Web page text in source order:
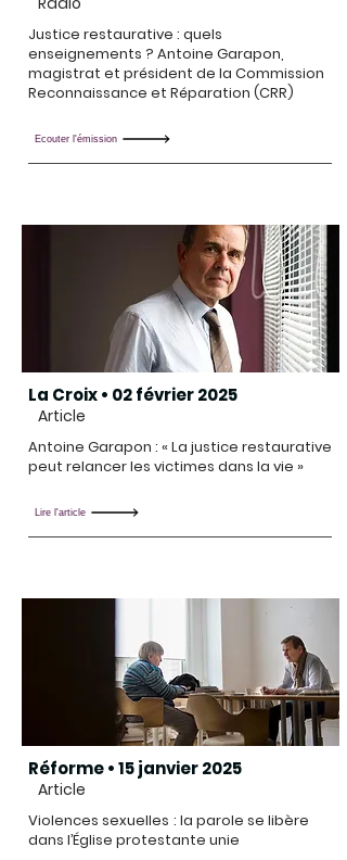
Justice restaurative : quels
enseignements ? Antoine Garapon,
magistrat et président de la Commission
Reconnaissance et Réparation (CRR)
Écouter l'émission
La Croix • 02 février 2025
Article
Antoine Garapon : « La justice restaurative
peut relancer les victimes dans la vie »
Lire l'article
Réforme • 15 janvier 2025
Article
Violences sexuelles : la parole se libère
dans l’Église protestante unie